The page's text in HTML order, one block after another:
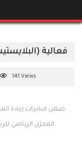
فعالية
141 Views
ضمن مبادرات زيادة
المجزل الرياضي للربع الرابع